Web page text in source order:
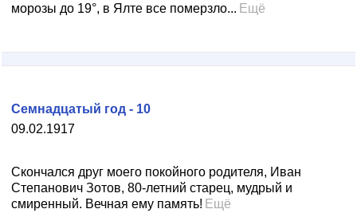
морозы до 19°, в Ялте все померзло... Ещё
09.02.1917
Семнадцатый год - 10
Скончался друг моего покойного родителя, Иван
Степанович Зотов, 80-летний старец, мудрый и
смиренный. Вечная ему память! Ещё